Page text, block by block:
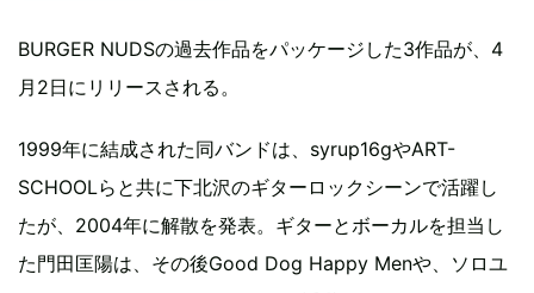
BURGER NUDSの過去作品をパッケージした3作品が、4
月2日にリリースされる。
1999年に結成された同バンドは、syrup16gやART-
SCHOOLらと共に下北沢のギターロックシーンで活躍し
たが、2004年に解散を発表。ギターとボーカルを担当し
た門田匡陽は、その後Good Dog Happy Menや、ソロユ